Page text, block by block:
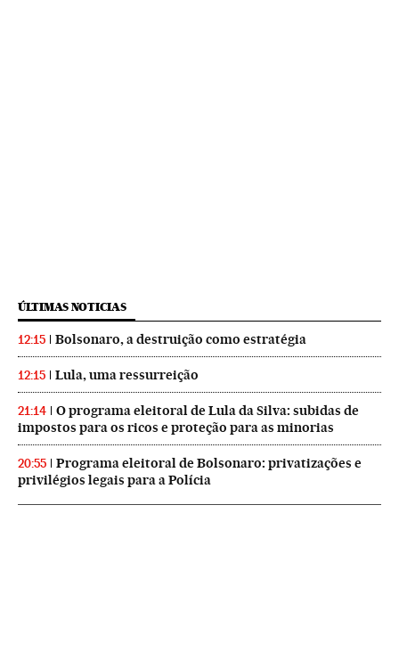
ÚLTIMAS NOTICIAS
12:15 Bolsonaro, a destruição como estratégia
12:15 Lula, uma ressurreição
21:14
O programa eleitoral de Lula da Silva: subidas de
impostos para os ricos e proteção para as minorias
20:55
Programa eleitoral de Bolsonaro: privatizações e
privilégios legais para a Polícia